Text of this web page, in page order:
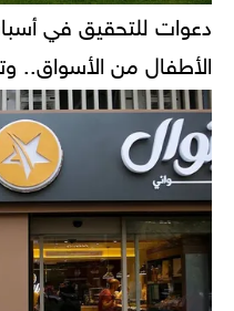
دعوات للتحقيق في
الأطفال من الأسواق..